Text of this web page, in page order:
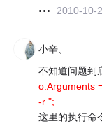
2010-10-
小辛、
不知道问题到
o.Arguments
-r ";
这里的执行命